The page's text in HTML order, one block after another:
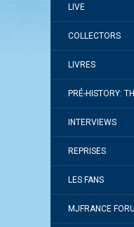
LIVE
COLLECTORS
LIVRES
PRÉ-HISTORY:
INTERVIEWS
REPRISES
LES FANS
MJFRANCE